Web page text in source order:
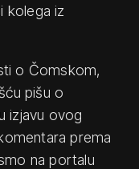
kolega iz
o Čomskom,
pišu o
izjavu ovog
prema
na portalu